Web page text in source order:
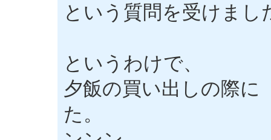
という質問を受けまし
というわけで、
夕飯の買い出しの際に
た。